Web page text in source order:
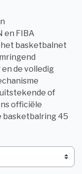
FIBA
basketbalnet
de volledig
of
officiële
basketbalring 45